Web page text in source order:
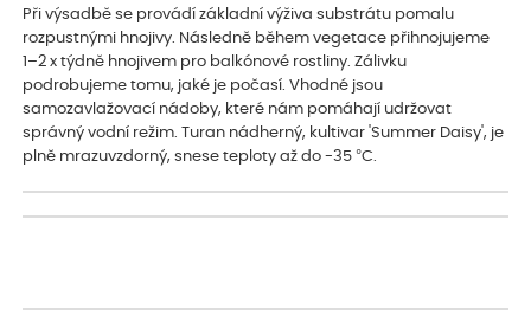
Při výsadbě se provádí základní výživa substrátu pomalu
rozpustnými hnojivy. Následně během vegetace přihnojujeme
1–2 x týdně hnojivem pro balkónové rostliny. Zálivku
podrobujeme tomu, jaké je počasí. Vhodné jsou
samozavlažovací nádoby, které nám pomáhají udržovat
správný vodní režim. Turan nádherný, kultivar 'Summer Daisy', je
plně mrazuvzdorný, snese teploty až do -35 °C.